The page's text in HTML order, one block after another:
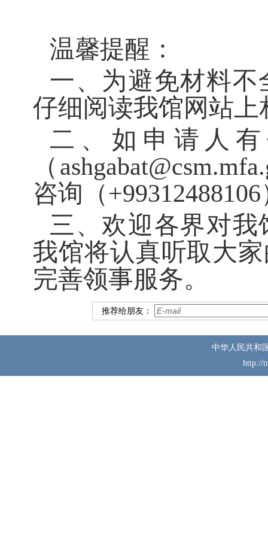
温馨提醒：
一、为避免材料
仔细阅读我馆网站
二、如申请人
（
咨询（
三、欢迎各界对
我馆将认真听取大
完善领事服务。
推荐给朋友：
中华人民共和
http://